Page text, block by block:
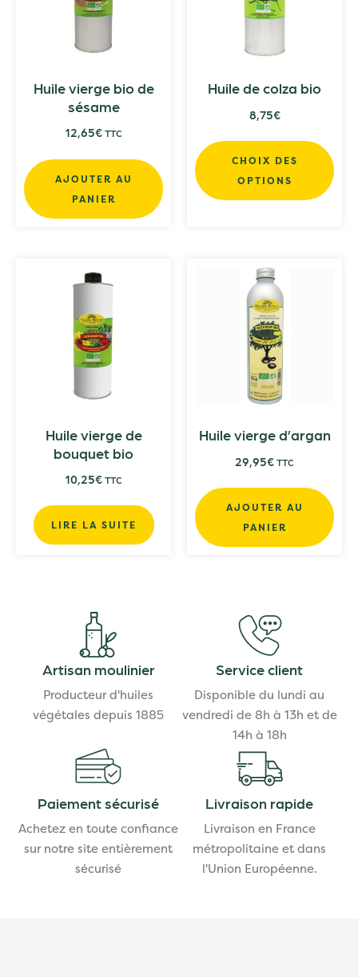
Huile vierge bio de
sésame
12,65€ TTC
AJOUTER AU
PANIER
Huile de colza bio
8,75€
CHOIX DES
OPTIONS
Huile vierge de
bouquet bio
10,25€ TTC
LIRE LA SUITE
Huile vierge d’argan
29,95€ TTC
AJOUTER AU
PANIER
Artisan moulinier
Producteur d'huiles
végétales depuis 1885
Service client
Disponible du lundi au
vendredi de 8h à 13h et de
14h à 18h
Paiement sécurisé
Achetez en toute confiance
sur notre site entièrement
sécurisé
Livraison rapide
Livraison en France
métropolitaine et dans
l'Union Européenne.